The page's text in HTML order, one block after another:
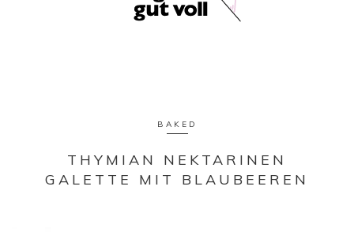
BAKED
THYMIAN NEKTARINEN
GALETTE MIT BLAUBEEREN